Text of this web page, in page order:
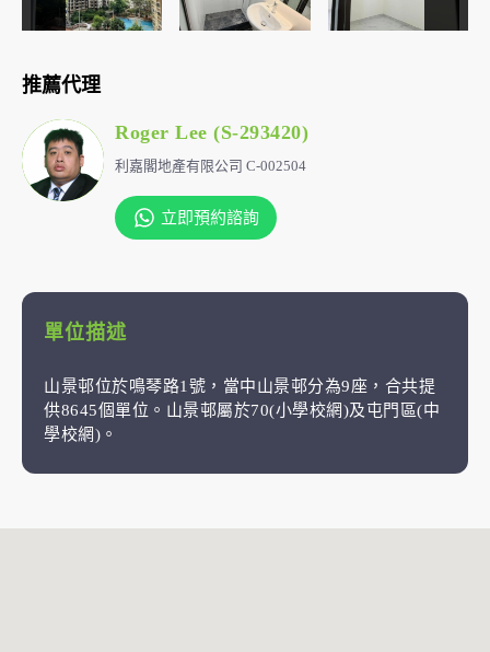
推薦代理
Roger Lee (S-293420)
利嘉閣地產有限公司 C-002504
立即預約諮詢
單位描述
山景邨位於鳴琴路1號，當中山景邨分為9座，合共提
供8645個單位。山景邨屬於70(小學校網)及屯門區(中
學校網)。